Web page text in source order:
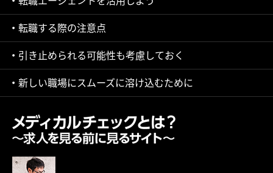
転職する際の注意点
引き止められる可能性も考慮しておく
新しい職場にスムーズに溶け込むために